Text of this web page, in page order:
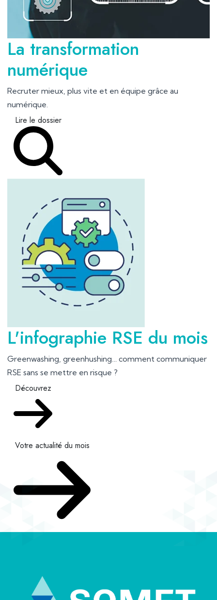
La transformation
numérique
Recruter mieux, plus vite et en équipe grâce au
numérique.
Lire le dossier
L'infographie RSE du mois
Greenwashing, greenhushing… comment communiquer
RSE sans se mettre en risque ?
Découvrez
Votre actualité du mois